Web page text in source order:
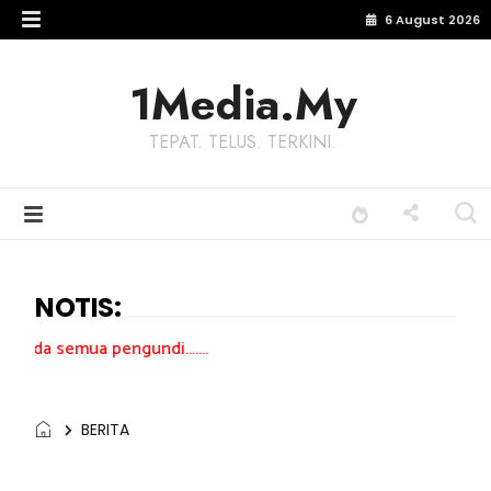
6 August 2026
1Media.My
TEPAT. TELUS. TERKINI.
NOTIS:
BERITA